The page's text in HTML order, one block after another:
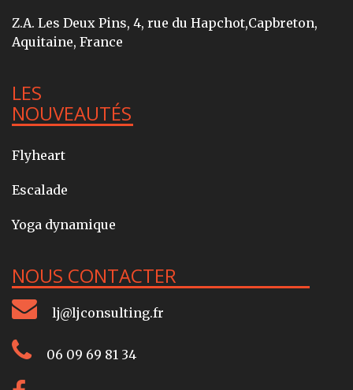
Z.A. Les Deux Pins, 4, rue du Hapchot,Capbreton,
Aquitaine, France
LES
NOUVEAUTÉS
Flyheart
Escalade
Yoga dynamique
NOUS CONTACTER
lj@ljconsulting.fr
06 09 69 81 34